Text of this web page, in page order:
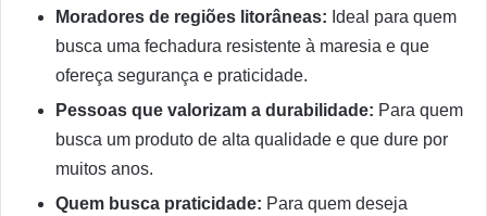
Moradores de regiões litorâneas: Ideal para quem
busca uma fechadura resistente à maresia e que
ofereça segurança e praticidade.
Pessoas que valorizam a durabilidade: Para quem
busca um produto de alta qualidade e que dure por
muitos anos.
Quem busca praticidade: Para quem deseja